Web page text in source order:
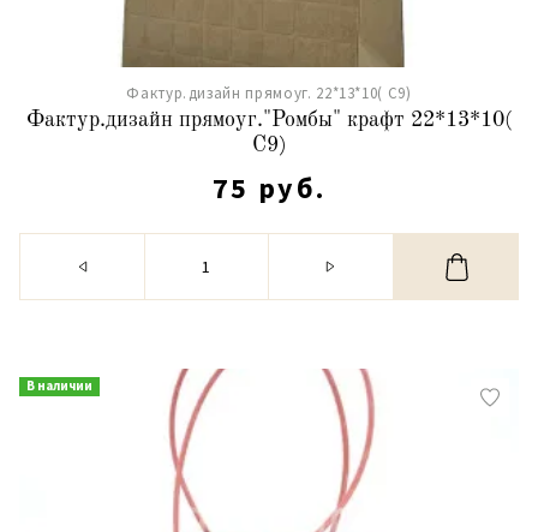
Фактур.дизайн прямоуг. 22*13*10( С9)
Фактур.дизайн прямоуг."Ромбы" крафт 22*13*10(
С9)
75 руб.
В наличии